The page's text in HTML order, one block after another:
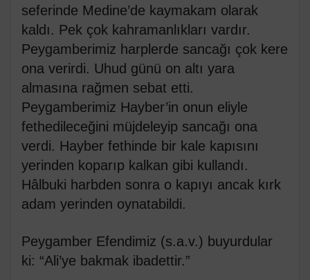
seferinde Medine’de kaymakam olarak
kaldı. Pek çok kahramanlıkları vardır.
Peygamberimiz harplerde sancağı çok kere
ona verirdi. Uhud günü on altı yara
almasına rağmen sebat etti.
Peygamberimiz Hayber’in onun eliyle
fethedileceğini müjdeleyip sancağı ona
verdi. Hayber fethinde bir kale kapısını
yerinden koparıp kalkan gibi kullandı.
Hâlbuki harbden sonra o kapıyı ancak kırk
adam yerinden oynatabildi.
Peygamber Efendimiz (s.a.v.) buyurdular
ki: “Ali’ye bakmak ibadettir.”